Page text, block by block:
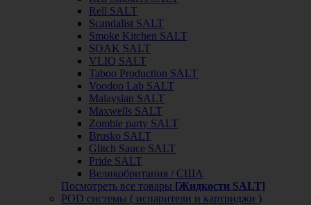
Rell SALT
Scandalist SALT
Smoke Kitchen SALT
SOAK SALT
VLIQ SALT
Taboo Production SALT
Voodoo Lab SALT
Malaysian SALT
Maxwells SALT
Zombie party SALT
Brusko SALT
Glitch Sauce SALT
Pride SALT
Великобритания / США
Посмотреть все товары [Жидкости SALT]
POD системы ( испарители и картриджи )